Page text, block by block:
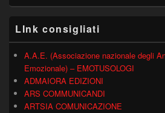
LInk consigliati
A.A.E. (Associazione nazionale degli
Emozionale) – EMOTUSOLOGI
ADMAIORA EDIZIONI
ARS COMMUNICANDI
ARTSIA COMUNICAZIONE